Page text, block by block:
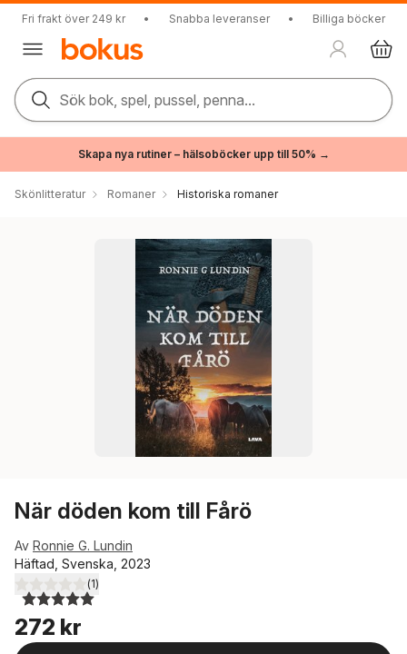
Fri frakt över 249 kr • Snabba leveranser • Billiga böcker
Sök bok, spel, pussel, penna...
Skapa nya rutiner – hälsoböcker upp till 50% →
Skönlitteratur Romaner Historiska romaner
När döden kom till Fårö
Av Ronnie G. Lundin
Häftad, Svenska, 2023
5,0utav 5 stjärnor. Totalt antal röster:
(1)
272 kr